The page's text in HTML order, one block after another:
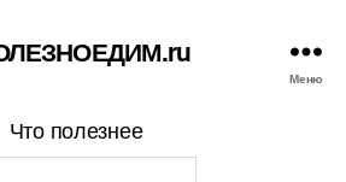
Меню
Что полезнее